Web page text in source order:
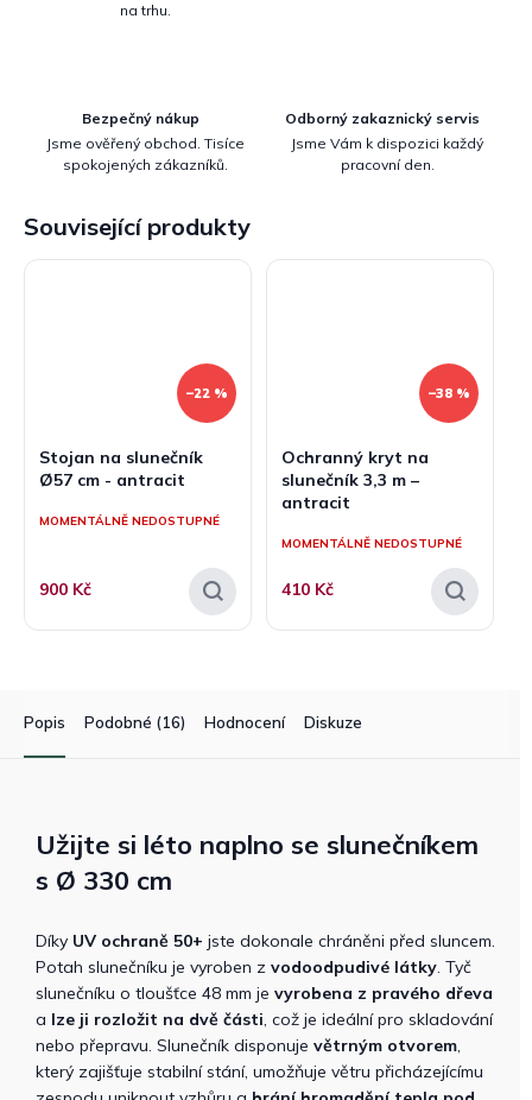
na trhu.
Bezpečný nákup
Jsme ověřený obchod. Tisíce
spokojených zákazníků.
Odborný zakaznický servis
Jsme Vám k dispozici každý
pracovní den.
Související produkty
–22 %
Stojan na slunečník
Ø57 cm - antracit
MOMENTÁLNĚ NEDOSTUPNÉ
900 Kč
–38 %
Ochranný kryt na
slunečník 3,3 m –
antracit
MOMENTÁLNĚ NEDOSTUPNÉ
410 Kč
Popis Podobné (16) Hodnocení Diskuze
Užijte si léto naplno se slunečníkem
s Ø 330 cm
Díky UV ochraně 50+ jste dokonale chráněni před sluncem.
Potah slunečníku je vyroben z vodoodpudivé látky. Tyč
slunečníku o tloušťce 48 mm je vyrobena z pravého dřeva
a lze ji rozložit na dvě části, což je ideální pro skladování
nebo přepravu. Slunečník disponuje větrným otvorem,
který zajišťuje stabilní stání, umožňuje větru přicházejícímu